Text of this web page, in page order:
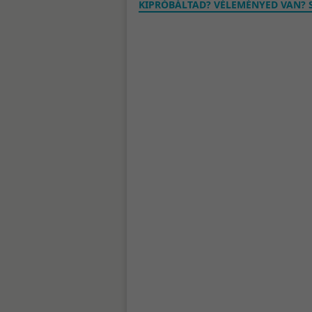
KIPRÓBÁLTAD? VÉLEMÉNYED VAN?